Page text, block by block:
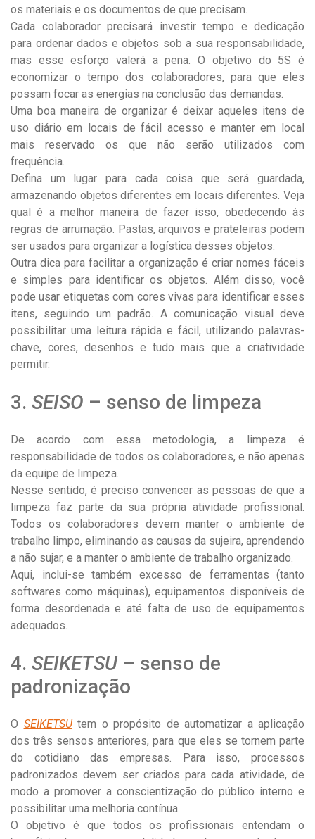
os materiais e os documentos de que precisam.
Cada colaborador precisará investir tempo e dedicação
para ordenar dados e objetos sob a sua responsabilidade,
mas esse esforço valerá a pena. O objetivo do 5S é
economizar o tempo dos colaboradores, para que eles
possam focar as energias na conclusão das demandas.
Uma boa maneira de organizar é deixar aqueles itens de
uso diário em locais de fácil acesso e manter em local
mais reservado os que não serão utilizados com
frequência.
Defina um lugar para cada coisa que será guardada,
armazenando objetos diferentes em locais diferentes. Veja
qual é a melhor maneira de fazer isso, obedecendo às
regras de arrumação. Pastas, arquivos e prateleiras podem
ser usados para organizar a logística desses objetos.
Outra dica para facilitar a organização é criar nomes fáceis
e simples para identificar os objetos. Além disso, você
pode usar etiquetas com cores vivas para identificar esses
itens, seguindo um padrão. A comunicação visual deve
possibilitar uma leitura rápida e fácil, utilizando palavras-
chave, cores, desenhos e tudo mais que a criatividade
permitir.
3. SEISO – senso de limpeza
De acordo com essa metodologia, a limpeza é
responsabilidade de todos os colaboradores, e não apenas
da equipe de limpeza.
Nesse sentido, é preciso convencer as pessoas de que a
limpeza faz parte da sua própria atividade profissional.
Todos os colaboradores devem manter o ambiente de
trabalho limpo, eliminando as causas da sujeira, aprendendo
a não sujar, e a manter o ambiente de trabalho organizado.
Aqui, inclui-se também excesso de ferramentas (tanto
softwares como máquinas), equipamentos disponíveis de
forma desordenada e até falta de uso de equipamentos
adequados.
4. SEIKETSU – senso de
padronização
O SEIKETSUtem o propósito de automatizar a aplicação
dos três sensos anteriores, para que eles se tornem parte
do cotidiano das empresas. Para isso, processos
padronizados devem ser criados para cada atividade, de
modo a promover a conscientização do público interno e
possibilitar uma melhoria contínua.
O objetivo é que todos os profissionais entendam o